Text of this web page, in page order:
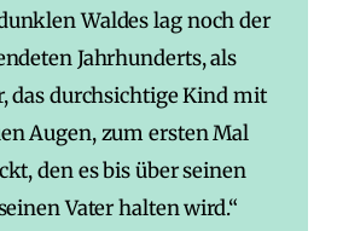
Waldes lag noch der
Jahrhunderts, als
das durchsichtige Kind mit
Augen, zum ersten Mal
den es bis über seinen
Vater halten wird.“